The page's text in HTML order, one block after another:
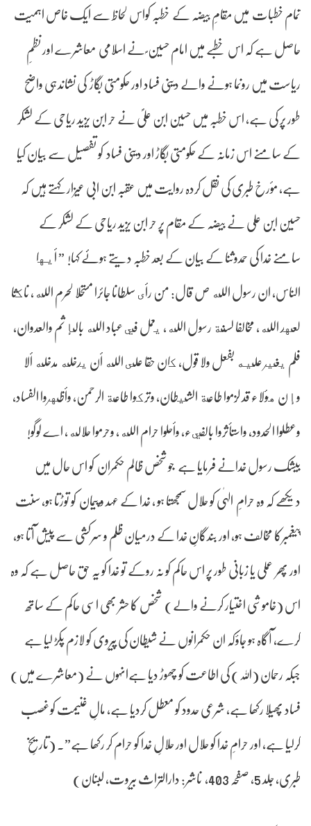
تمام خطبات میں مقامِ بیضہ کے خطبہ کواس لحاظ سے ایک خاص اہمیت
حاصل ہے کہ اس خطبے میں امام حسین ؐ نے اسلامی معاشرے اور نظمِ
ریاست میں رونما ہونے والے دینی فساد اور حکومتی بگاڑ کی نشاندہی واضح
طور پر کی ہے، اس خطبہ میں حسین ابن علیؐ نے حر ابن یزید ریاحی کے لشکر
کے سامنے اس زمانہ کے حکومتی بگاڑ اور دینی فساد کو تفصیل سے بیان کیا
ہے، مؤرخ طبری کی نقل کردہ روایت میں عقبہ ابن ابی عیزار کہتے ہیں کہ
حسین ابن علی نے بیضہ کے مقام پر حر ابن یزید ریاحی کے لشکر کے
سامنے خدا کی حمدوثنا کے بیان کے بعد خطبہ دیتے ہوئے کہا! ” أيها
الناس، ان رسول الله ص قال: من رأى سلطانا جائرا مستحلا لحرم الله، ناكثا
لعهد الله، مخالفا لسنة رسول الله، يعمل في عباد الله بالإثم والعدوان،
فلم يغير عليه بفعل ولا قول، كان حقا على الله أن يدخله مدخله ألا
وإن هؤلاء قد لزموا طاعة الشيطان، وتركوا طاعة الرحمن، وأظهروا الفساد،
وعطلوا الحدود، واستأثروا بالفيء، وأحلوا حرام الله، وحرموا حلاله، اے لوگو!
بیشک رسول خدانے فرمایا ہے جو شخص ظالم حکمران کو اس حال میں
دیکھے کہ وہ حرامِ الہٰی کو حلال سمجھتا ہو ، خدا کے عہد و پیمان کو توڑتا ہو، سنت
پیغمبرکا مخالف ہو، اور بندگانِ خدا کے درمیان ظلم و سرکشی سے پیش آتا ہو،
اور پھر عملی یا زبانی طور پر اس حاکم کو نہ روکے تو خدا کو یہ حق حاصل ہے کہ وہ
اس (خاموشی اختیار کرنے والے) شخص کا حشر بھی اسی حاکم کے ساتھ
کرے، آگاہ ہو جاؤکہ ان حکمرانوں نے شیطان کی پیروی کو لازم پکڑ لیا ہے
جبکہ رحمان (اللہ) کی اطاعت کو چھوڑ دیا ہےانہوں نے (معاشرے میں)
فساد پھیلا رکھا ہے، شرعی حدود کو معطل کردیا ہے، مالِ غنیمت کوغصب
کرلیا ہے، اور حرامِ خدا کو حلال اور حلالِ خدا کو حرام کر رکھا ہے”۔ (تاریخِ
طبری، جلد 5، صفحہ 403، ناشر: دارالتراث بیروت، لبنان)